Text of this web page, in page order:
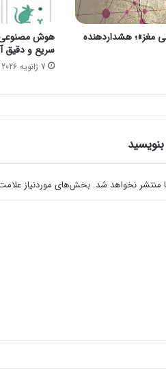
مغز»؛ هشداردهنده
هوش
سریع و دقیق
7 ژانویه 2026
منتشر نخواهد شد. بخش‌های موردنیاز